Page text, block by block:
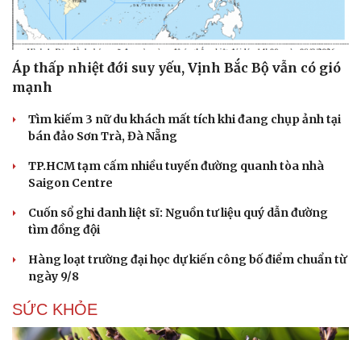
Áp thấp nhiệt đới suy yếu, Vịnh Bắc Bộ vẫn có gió
mạnh
Tìm kiếm 3 nữ du khách mất tích khi đang chụp ảnh tại
bán đảo Sơn Trà, Đà Nẵng
TP.HCM tạm cấm nhiều tuyến đường quanh tòa nhà
Saigon Centre
Cuốn sổ ghi danh liệt sĩ: Nguồn tư liệu quý dẫn đường
tìm đồng đội
Hàng loạt trường đại học dự kiến công bố điểm chuẩn từ
ngày 9/8
SỨC KHỎE